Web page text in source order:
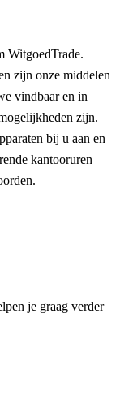
WitgoedTrade.
zijn onze middelen
vindbaar en in
zijn.
bij u aan en
kantooruren
je graag verder